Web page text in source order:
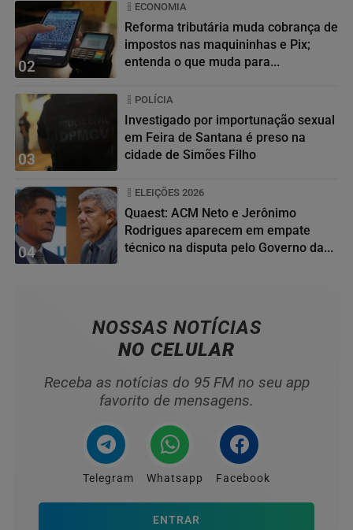
02
ECONOMIA
Reforma tributária muda cobrança de
impostos nas maquininhas e Pix;
entenda o que muda para...
03
POLÍCIA
Investigado por importunação sexual
em Feira de Santana é preso na
cidade de Simões Filho
04
ELEIÇÕES 2026
Quaest: ACM Neto e Jerônimo
Rodrigues aparecem em empate
técnico na disputa pelo Governo da...
NOSSAS NOTÍCIAS
NO CELULAR
Receba as notícias do 95 FM no seu app
favorito de mensagens.
Telegram Whatsapp Facebook
ENTRAR